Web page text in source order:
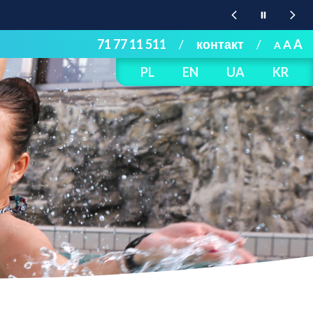
71 77 11 511 / контакт / AAA
PL
EN UA KR